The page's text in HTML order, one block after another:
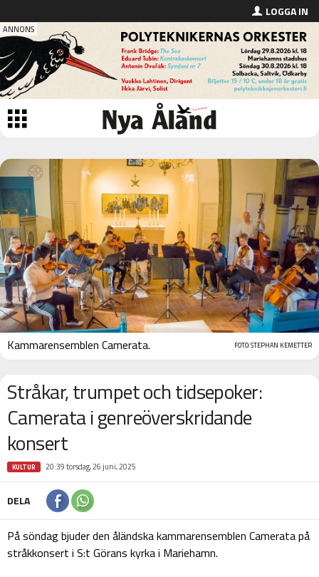
LOGGA IN
FOTO: STEPHAN KEMETTER
Kammarensemblen Camerata.
Stråkar, trumpet och tidsepoker:
Camerata i genreöverskridande
konsert
KULTUR 20:39 torsdag, 26 juni, 2025
DELA
På söndag bjuder den åländska kammarensemblen Camerata på
stråkkonsert i S:t Görans kyrka i Mariehamn.